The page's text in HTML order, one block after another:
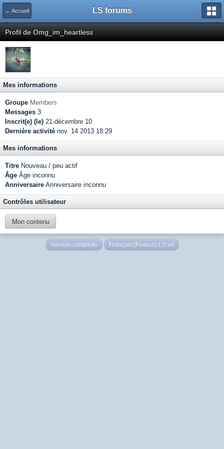
← Accueil LS forums
Profil de Omg_im_heartless
Mes informations
Groupe Members
Messages 3
Inscrit(e) (le) 21-décembre 10
Dernière activité nov. 14 2013 18:29
Mes informations
Titre Nouveau / peu actif
Âge Âge inconnu
Anniversaire Anniversaire inconnu
Contrôles utilisateur
Mon contenu
Version complète Français (France) LS v4